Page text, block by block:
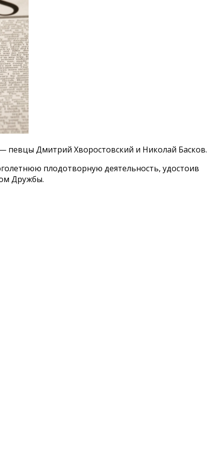
певцы Дмитрий Хворостовский и Николай Басков.
плодотворную деятельность, удостоив
Дружбы.